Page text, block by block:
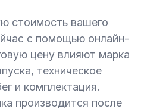
стоимость вашего
с помощью онлайн-
цену влияют марка
техническое
и комплектация.
производится после